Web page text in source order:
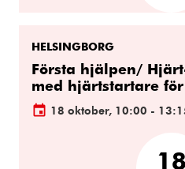
HELSINGBORG
Första hjälpen/
med hjärtstartare
18 oktober, 10:00 -
18